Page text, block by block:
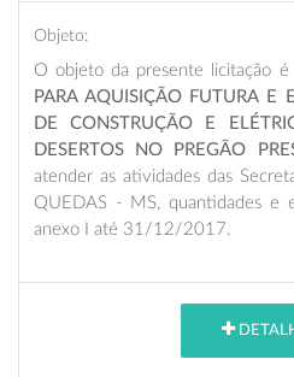
Objeto:
O objeto da presente licitação é
PARA AQUISIÇÃO FUTURA E
DE CONSTRUÇÃO E
DESERTOS NO PREGÃO
atender as atividades das
QUEDAS - MS, quantidades e
anexo I até 31/12/2017.